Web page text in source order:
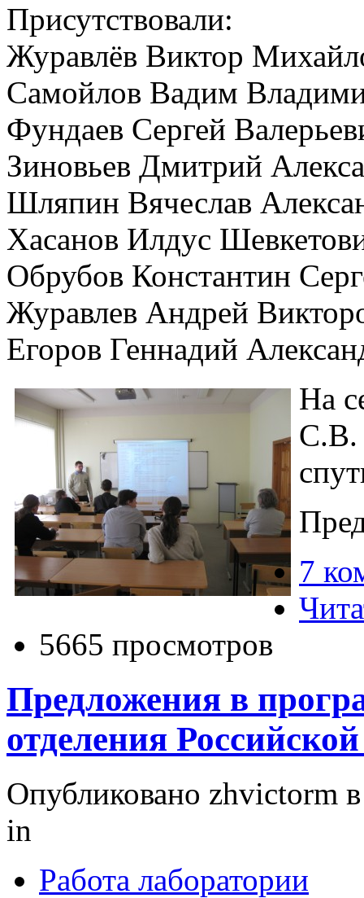
Присутствовали:
Журавлёв Виктор
Самойлов Вадим
Фундаев Сергей
Зиновьев Дмитрий
Шляпин Вячеслав
Хасанов Илдус
Обрубов Константин
Журавлев Андрей
Егоров Геннадий
На
С.В.
7
5665 просмотров
Предложения в
отделения
Опубликовано zhvictorm
in
Работа лаборатории